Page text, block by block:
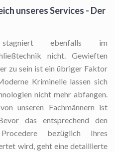
unseres Services - Der
ebenfalls im
nicht. Gewieften
zu sein ist ein übriger Faktor
Kriminelle lassen sich
nicht mehr abfangen.
unseren Fachmännern ist
das entsprechend den
bezüglich Ihres
wird, geht eine detaillierte